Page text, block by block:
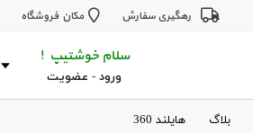
رهگیری سفارش مکان فروشگاه
سلام خوشتیپ !
ورود - عضویت
بلاگ هایلند 360